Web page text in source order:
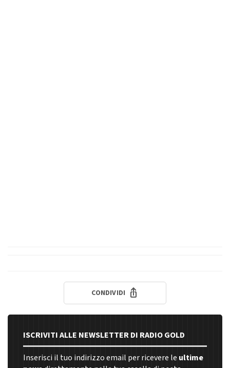
CONDIVIDI
ISCRIVITI ALLE NEWSLETTER DI RADIO GOLD
Inserisci il tuo indirizzo email per ricevere le ultime